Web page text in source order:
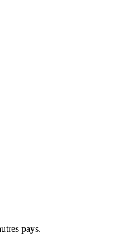
pays.